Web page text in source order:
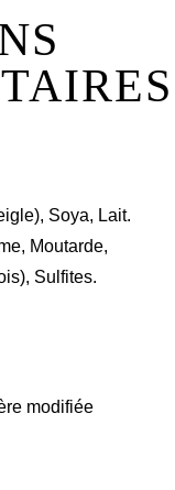
Soya, Lait.
Moutarde,
Sulfites.
modifiée